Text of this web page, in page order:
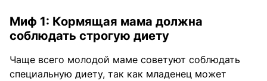
Миф 1: Кормящая мама должна
соблюдать строгую диету
Чаще всего молодой маме советуют соблюдать
специальную диету, так как младенец может